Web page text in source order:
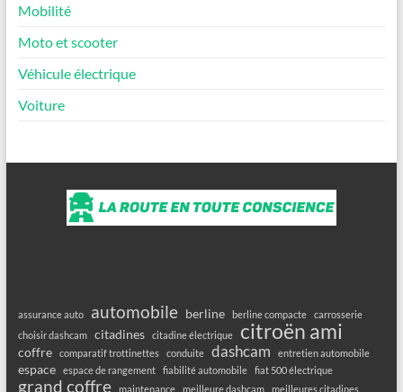
Mobilité
Moto et scooter
Véhicule électrique
Voiture
assurance auto automobile berline berline compacte
carrosserie
choisir dashcam
citadines citadine électrique citroën ami
coffre comparatif trottinettes conduite dashcam entretien automobile
espace espace de rangement fiabilité automobile fiat 500 électrique
grand coffre maintenance meilleure dashcam meilleures citadines